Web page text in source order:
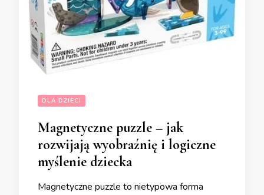
DLA DZIECI
Magnetyczne puzzle – jak
rozwijają wyobraźnię i logiczne
myślenie dziecka
Magnetyczne puzzle to nietypowa forma